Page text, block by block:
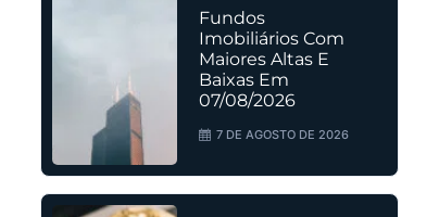
Fundos
Imobiliários Com
Maiores Altas E
Baixas Em
07/08/2026
7 DE AGOSTO DE 2026